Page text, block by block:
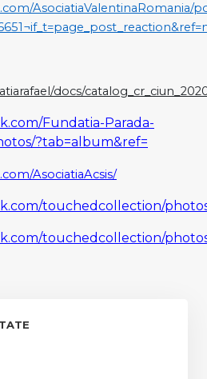
AsociatiaValentinaRomania/
docs/
Fundatia-Parada-
?tab=album&ref=
AsociatiaAcsis/
touchedcollection/
touchedcollection/